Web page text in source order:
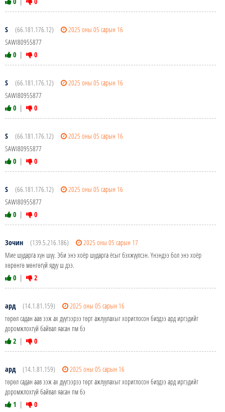
S (66.181.176.12)
2025 оны 05 сарын 16
SAWI80955877
0 | 0
S (66.181.176.12)
2025 оны 05 сарын 16
SAWI80955877
0 | 0
S (66.181.176.12)
2025 оны 05 сарын 16
SAWI80955877
0 | 0
S (66.181.176.12)
2025 оны 05 сарын 16
SAWI80955877
0 | 0
Зочин (139.5.216.186)
2025 оны 05 сарын 17
Мие шударга хүн шүү. Эби энэ хоёр шударга ёсыг бэхжүүлсэн. Үнэндээ бол энэ хоёр
хөрөнгө мөнгөгүй ядуу ш дээ.
0 | 2
ард (14.1.81.159)
2025 оны 05 сарын 16
төрөл садан аав ээж ах дүүгээрээ төрт ажлуулахыг хориглосон биздээ ард иргэдийг
доромжлохгүй байвал яасан пм бэ
2 | 0
ард (14.1.81.159)
2025 оны 05 сарын 16
төрөл садан аав ээж ах дүүгээрээ төрт ажлуулахыг хориглосон биздээ ард иргэдийг
доромжлохгүй байвал яасан пм бэ
1 | 0